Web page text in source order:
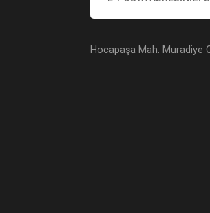
Hocapaşa Mah. Muradiye